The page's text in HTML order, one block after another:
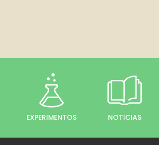
EXPERIMENTOS NOTICIAS